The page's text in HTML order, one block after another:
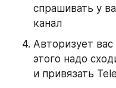
спрашивать у
канал
Авторизует вас
этого надо
и привязать